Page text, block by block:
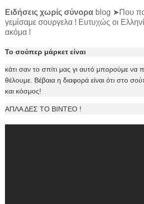
Ειδήσεις χωρίς σύνορα blog ➤Που
γεμίσαμε σουργελα ! Ευτυχώς οι
ακόμα !
Το σούπερ μάρκετ είναι
κάτι σαν το σπίτι μας γι αυτό μπορούμε να
θέλουμε. Βέβαια η διαφορά είναι ότι στο
και κόσμος!
ΑΠΛΑ ΔΕΣ ΤΟ ΒΙΝΤΕΟ !